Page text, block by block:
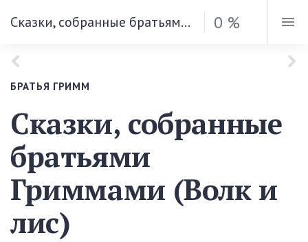
Сказки, собранные братьями Гриммами (Волк и лис) 0 %
БРАТЬЯ ГРИММ
Сказки, собранные
братьями
Гриммами (Волк и
лис)